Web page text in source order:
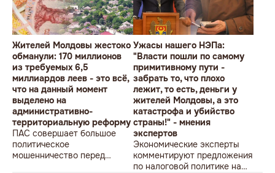
Жителей Молдовы жестоко
обманули: 170 миллионов
из требуемых 6,5
миллиардов леев - это всё,
что на данный момент
выделено на
административно-
территориальную реформу
ПАС совершает большое
политическое
мошенничество перед
Ужасы нашего НЭПа:
"Власти пошли по самому
примитивному пути -
забрать то, что плохо
лежит, то есть, деньги у
жителей Молдовы, а это
катастрофа и убийство
страны!" - мнения
экспертов
Экономические эксперты
комментируют предложения
по налоговой политике на